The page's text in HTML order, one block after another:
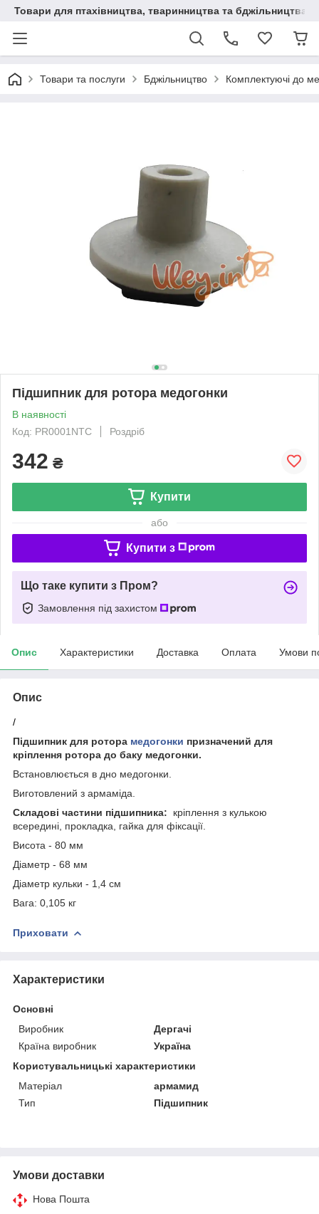
Товари для птахівництва, тваринництва та бджільництва
Товари та послуги Бджільництво Комплектуючі до
Підшипник для ротора медогонки
В наявності
Код: PR0001NTC
Роздріб
342 ₴
Купити
або
Купити з
Що таке купити з Пром?
Замовлення під захистом
Опис Характеристики Доставка Оплата Умови
Опис
/
Підшипник для ротора медогонки призначений для
кріплення ротора до баку медогонки.
Встановлюється в дно медогонки.
Виготовлений з армаміда.
Складові частини підшипника: кріплення з кулькою
всередині, прокладка, гайка для фіксації.
Висота - 80 мм
Діаметр - 68 мм
Діаметр кульки - 1,4 см
Вага: 0,105 кг
Приховати
Характеристики
Основні
Виробник
Дергачі
Країна виробник
Україна
Користувальницькі характеристики
Матеріал
армамид
Тип
Підшипник
Умови доставки
Нова Пошта